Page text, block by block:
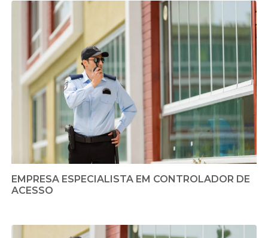
EMPRESA ESPECIALISTA EM CONTROLADOR DE
ACESSO